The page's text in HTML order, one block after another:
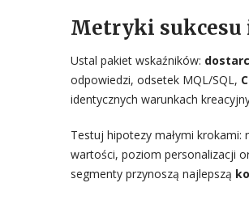
Metryki sukcesu
Ustal pakiet wskaźników:
odpowiedzi, odsetek MQL/SQL,
identycznych warunkach
Testuj hipotezy małymi krokami:
wartości, poziom personalizacji
segmenty przynoszą najlepszą